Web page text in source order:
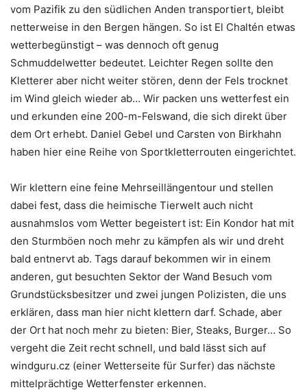
vom Pazifik zu den südlichen Anden transportiert, bleibt
netterweise in den Bergen hängen. So ist El Chaltén etwas
wetterbegünstigt – was dennoch oft genug
Schmuddelwetter bedeutet. Leichter Regen sollte den
Kletterer aber nicht weiter stören, denn der Fels trocknet
im Wind gleich wieder ab… Wir packen uns wetterfest ein
und erkunden eine 200-m-Felswand, die sich direkt über
dem Ort erhebt. Daniel Gebel und Carsten von Birkhahn
haben hier eine Reihe von Sportkletterrouten eingerichtet.
Wir klettern eine feine Mehrseillängentour und stellen
dabei fest, dass die heimische Tierwelt auch nicht
ausnahmslos vom Wetter begeistert ist: Ein Kondor hat mit
den Sturmböen noch mehr zu kämpfen als wir und dreht
bald entnervt ab. Tags darauf bekommen wir in einem
anderen, gut besuchten Sektor der Wand Besuch vom
Grundstücksbesitzer und zwei jungen Polizisten, die uns
erklären, dass man hier nicht klettern darf. Schade, aber
der Ort hat noch mehr zu bieten: Bier, Steaks, Burger… So
vergeht die Zeit recht schnell, und bald lässt sich auf
windguru.cz (einer Wetterseite für Surfer) das nächste
mittelprächtige Wetterfenster erkennen.